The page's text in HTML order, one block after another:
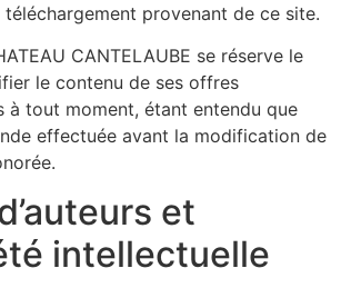
téléchargement provenant de ce site.
CANTELAUBE se réserve le
le contenu de ses offres
à tout moment, étant entendu que
effectuée avant la modification de
et
intellectuelle